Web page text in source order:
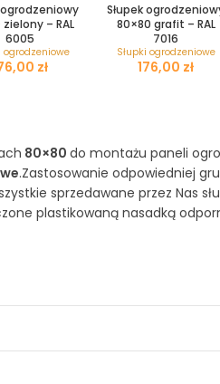
ogrodzeniowy
– RAL
6005
ogrodzeniowe
zł
Słupek
80×80 grafit – RAL
7016
Słupki ogrodzeniowe
zł
80×80 do montażu paneli
.Zastosowanie odpowiedniej
sprzedawane przez Nas
plastikowaną nasadką